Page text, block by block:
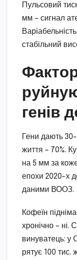
Пульсовий
мм – сигнал
стабільний
генів
Гени дають 30-
життя – 70%.
на 5 мм за
епохи 2020-х
даними ВООЗ.
Кофеїн
хронічно – ні.
винуватець:
рятує 100 тис.